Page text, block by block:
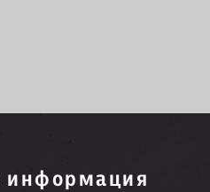
информация